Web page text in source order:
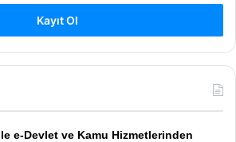
Kayıt Ol
e-Devlet ve Kamu Hizmetlerinden